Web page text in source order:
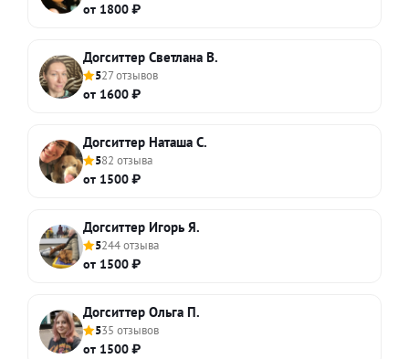
от 1800 ₽
Догситтер Светлана В.
527 отзывов
от 1600 ₽
Догситтер Наташа С.
582 отзыва
от 1500 ₽
Догситтер Игорь Я.
5244 отзыва
от 1500 ₽
Догситтер Ольга П.
535 отзывов
от 1500 ₽